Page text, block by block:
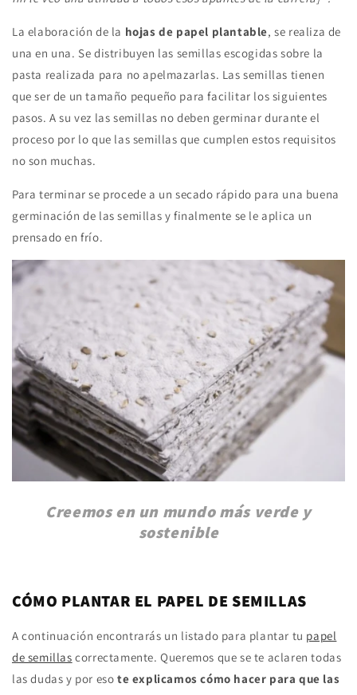
La elaboración de la hojas de papel plantable, se realiza de
una en una. Se distribuyen las semillas escogidas sobre la
pasta realizada para no apelmazarlas. Las semillas tienen
que ser de un tamaño pequeño para facilitar los siguientes
pasos. A su vez las semillas no deben germinar durante el
proceso por lo que las semillas que cumplen estos requisitos
no son muchas.
Para terminar se procede a un secado rápido para una buena
germinación de las semillas y finalmente se le aplica un
prensado en frío.
Creemos en un mundo más verde y
sostenible
CÓMO PLANTAR EL PAPEL DE SEMILLAS
A continuación encontrarás un listado para plantar tu papel
de semillas correctamente. Queremos que se te aclaren todas
las dudas y por eso te explicamos cómo hacer para que las